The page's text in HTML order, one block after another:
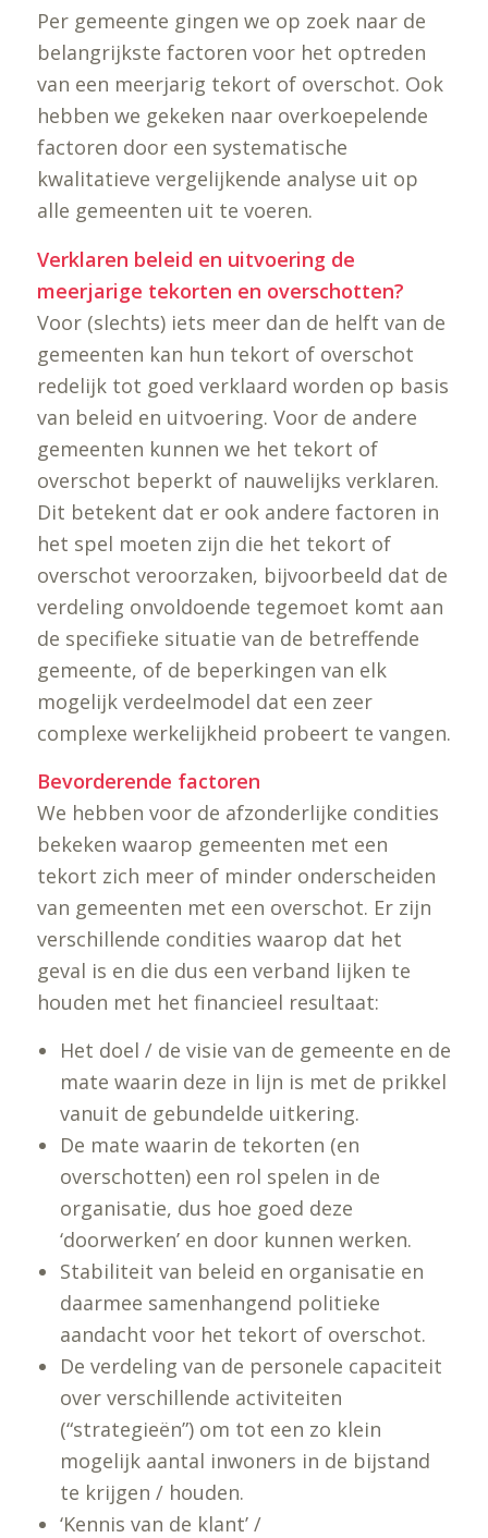
Per gemeente gingen we op zoek naar de
belangrijkste factoren voor het optreden
van een meerjarig tekort of overschot. Ook
hebben we gekeken naar overkoepelende
factoren door een systematische
kwalitatieve vergelijkende analyse uit op
alle gemeenten uit te voeren.
Verklaren beleid en uitvoering de
meerjarige tekorten en overschotten?
Voor (slechts) iets meer dan de helft van de
gemeenten kan hun tekort of overschot
redelijk tot goed verklaard worden op basis
van beleid en uitvoering. Voor de andere
gemeenten kunnen we het tekort of
overschot beperkt of nauwelijks verklaren.
Dit betekent dat er ook andere factoren in
het spel moeten zijn die het tekort of
overschot veroorzaken, bijvoorbeeld dat de
verdeling onvoldoende tegemoet komt aan
de specifieke situatie van de betreffende
gemeente, of de beperkingen van elk
mogelijk verdeelmodel dat een zeer
complexe werkelijkheid probeert te vangen.
Bevorderende factoren
We hebben voor de afzonderlijke condities
bekeken waarop gemeenten met een
tekort zich meer of minder onderscheiden
van gemeenten met een overschot. Er zijn
verschillende condities waarop dat het
geval is en die dus een verband lijken te
houden met het financieel resultaat:
Het doel / de visie van de gemeente en de
mate waarin deze in lijn is met de prikkel
vanuit de gebundelde uitkering.
De mate waarin de tekorten (en
overschotten) een rol spelen in de
organisatie, dus hoe goed deze
‘doorwerken’ en door kunnen werken.
Stabiliteit van beleid en organisatie en
daarmee samenhangend politieke
aandacht voor het tekort of overschot.
De verdeling van de personele capaciteit
over verschillende activiteiten
(“strategieën”) om tot een zo klein
mogelijk aantal inwoners in de bijstand
te krijgen / houden.
‘Kennis van de klant’ /